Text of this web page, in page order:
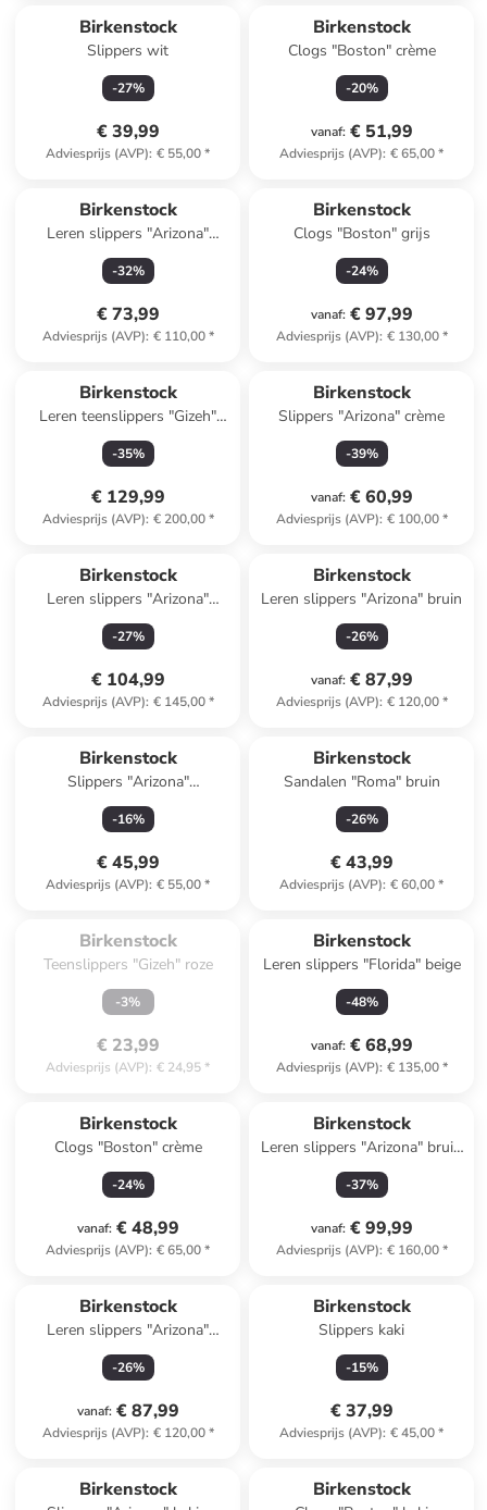
Birkenstock
Slippers wit
-27%
€ 39,99
Adviesprijs (AVP): € 55,00*
Birkenstock
Clogs "Boston" crème
-20%
vanaf: € 51,99
Adviesprijs (AVP): € 65,00*
Birkenstock
Leren slippers "Arizona"
donkerbruin - wijdte N
-32%
€ 73,99
Adviesprijs (AVP): € 110,00*
Birkenstock
Clogs "Boston" grijs
-24%
vanaf: € 97,99
Adviesprijs (AVP): € 130,00*
Birkenstock
Leren teenslippers "Gizeh"
bruin
-35%
€ 129,99
Adviesprijs (AVP): € 200,00*
Birkenstock
Slippers "Arizona" crème
-39%
vanaf: € 60,99
Adviesprijs (AVP): € 100,00*
Birkenstock
Leren slippers "Arizona"
lichtbruin
-27%
€ 104,99
Adviesprijs (AVP): € 145,00*
Birkenstock
Leren slippers "Arizona" bruin
-26%
vanaf: € 87,99
Adviesprijs (AVP): € 120,00*
Birkenstock
Slippers "Arizona"
donkerblauw
-16%
€ 45,99
Adviesprijs (AVP): € 55,00*
Birkenstock
Sandalen "Roma" bruin
-26%
€ 43,99
Adviesprijs (AVP): € 60,00*
uitverkocht.
Birkenstock
Teenslippers "Gizeh" roze
-3%
€ 23,99
Adviesprijs (AVP): € 24,95*
Birkenstock
Leren slippers "Florida" beige
-48%
vanaf: € 68,99
Adviesprijs (AVP): € 135,00*
Birkenstock
Clogs "Boston" crème
-24%
vanaf: € 48,99
Adviesprijs (AVP): € 65,00*
Birkenstock
Leren slippers "Arizona" bruin
- wijdte S
-37%
vanaf: € 99,99
Adviesprijs (AVP): € 160,00*
Birkenstock
Leren slippers "Arizona"
lichtbruin
-26%
vanaf: € 87,99
Adviesprijs (AVP): € 120,00*
Birkenstock
Slippers kaki
-15%
€ 37,99
Adviesprijs (AVP): € 45,00*
Birkenstock Birkenstock